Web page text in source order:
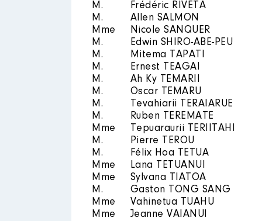
M.
Frédéric RIVETA
M.
Allen SALMON
Mme
Nicole SANQUER
M.
Edwin SHIRO-ABE-PEU
M.
Mitema TAPATI
M.
Ernest TEAGAI
M.
Ah Ky TEMARII
M.
Oscar TEMARU
M.
Tevahiarii TERAIARUE
M.
Ruben TEREMATE
Mme
Tepuaraurii TERIITAHI
M.
Pierre TEROU
M.
Félix Hoa TETUA
Mme
Lana TETUANUI
Mme
Sylvana TIATOA
M.
Gaston TONG SANG
Mme
Vahinetua TUAHU
Mme
Jeanne VAIANUI